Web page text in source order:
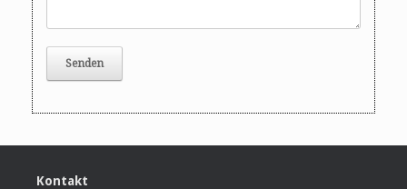
Kontakt